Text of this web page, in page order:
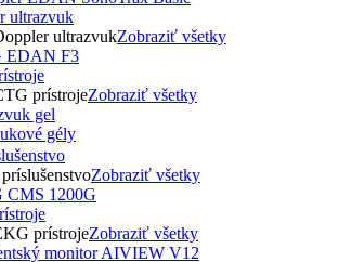
ultrazvuk
ultrazvukZobraziť všetky
prístrojeZobraziť všetky
gély
Zobraziť všetky
prístrojeZobraziť všetky